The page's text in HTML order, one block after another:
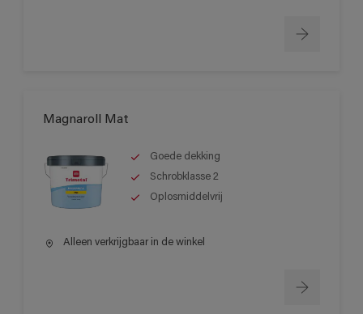
Magnaroll Mat
Goede dekking
Schrobklasse 2
Oplosmiddelvrij
Alleen verkrijgbaar in de winkel